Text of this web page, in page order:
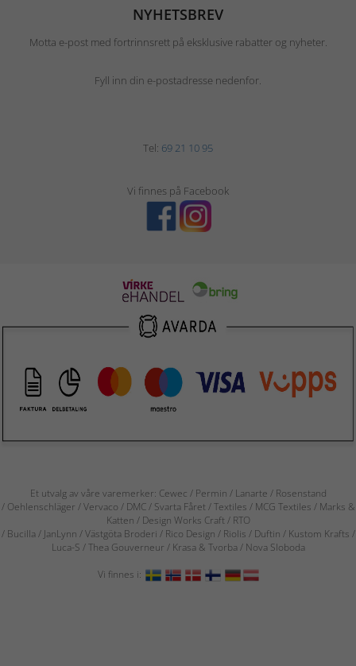
NYHETSBREV
Motta e-post med fortrinnsrett på eksklusive rabatter og nyheter.
Fyll inn din e-postadresse nedenfor.
Tel: 69 21 10 95
Vi finnes på Facebook
Et utvalg av våre varemerker: Cewec / Permin / Lanarte / Rosenstand
/ Oehlenschläger / Vervaco / DMC / Svarta Fåret / Textiles / MCG Textiles / Marks &
Katten / Design Works Craft / RTO
/ Bucilla / JanLynn / Västgöta Broderi / Rico Design / Riolis / Duftin / Kustom Krafts /
Luca-S / Thea Gouverneur / Krasa & Tvorba / Nova Sloboda
Vi finnes i: